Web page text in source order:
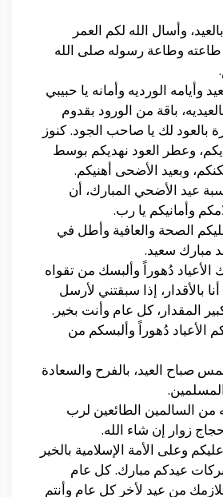
وأسال الله لكم العمر
طاعته وطاعة رسوله صلى الله
وأيامه الورديه وأمانه يا حبيبي
باقة من الورود بقدوم
بالعود لك يا صاحب الجود. كنوز
وعطر العود نهديكم بوسط
وبعيد الأضحى أهنيكم.
عيد الأضحي المبارك، أن
وأمانيكم يا رب.
الصحة والعافية وأطل في
مبارك سعيد.
الأعياد دُهوراً وألبسك من تقواه
بالأقدار، إذا سبقتني لأرسل
المقدار، كل عام وأنت بخير.
الأعياد دُهوراً وألبسكم من
صباح العيد، بالفرح والسعادة
من السالمين الطائعين لرب
زوار إن شاء الله.
وعلى الأمة الإسلامية بالخير
عيدكم مبارك. كل عام
من عيد لأخر كل عام وأنتم